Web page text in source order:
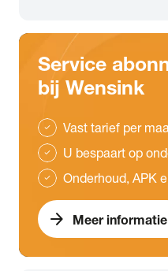
Service
bij Wensink
check Vast tarief per
check U bespaart op
check Onderhoud, APK
arrow_forward Meer informatie